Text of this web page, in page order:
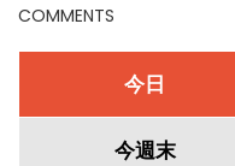
COMMENTS
今日
今週末